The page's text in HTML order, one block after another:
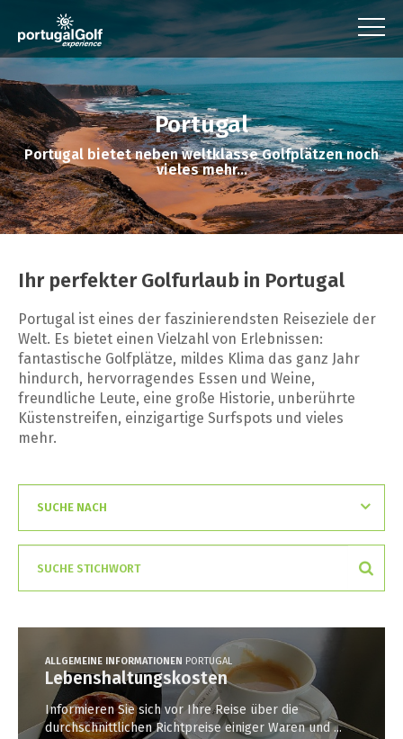
Portugal
Portugal bietet neben weltklasse Golfplätzen noch
vieles mehr...
Ihr perfekter Golfurlaub in Portugal
Portugal ist eines der faszinierendsten Reiseziele der
Welt. Es bietet einen Vielzahl von Erlebnissen:
fantastische Golfplätze, mildes Klima das ganz Jahr
hindurch, hervorragendes Essen und Weine,
freundliche Leute, eine große Historie, unberührte
Küstenstreifen, einzigartige Surfspots und vieles
mehr.
ALLGEMEINE INFORMATIONEN PORTUGAL
Lebenshaltungskosten
Informieren Sie sich vor Ihre Reise über die
durchschnittlichen Richtpreise einiger Waren und ...